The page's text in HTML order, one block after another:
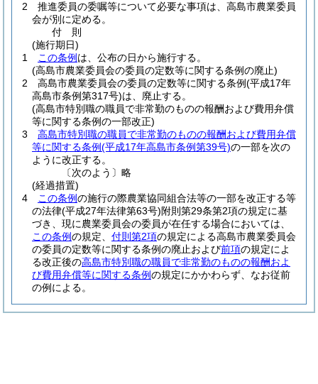
2
推進委員の委嘱等について必要な事項は、高島市農業委員
会が別に定める。
付 則
(施行期日)
1
この条例 は、公布の日から施行する。
(高島市農業委員会の委員の定数等に関する条例の廃止)
2
高島市農業委員会の委員の定数等に関する条例(平成17年
高島市条例第317号)は、廃止する。
(高島市特別職の職員で非常勤のものの報酬および費用弁償
等に関する条例の一部改正)
3
高島市特別職の職員で非常勤のものの報酬および費用弁償
等に関する条例(平成17年高島市条例第39号)の一部を次の
ように改正する。
〔次のよう〕略
(経過措置)
4
この条例の施行の際農業協同組合法等の一部を改正する等
の法律(平成27年法律第63号)附則第29条第2項の規定に基
づき、現に農業委員会の委員が在任する場合においては、
この条例の規定、 付則第2項の規定による高島市農業委員会
の委員の定数等に関する条例の廃止および前項の規定によ
る改正後の高島市特別職の職員で非常勤のものの報酬およ
び費用弁償等に関する条例の規定にかかわらず、なお従前
の例による。